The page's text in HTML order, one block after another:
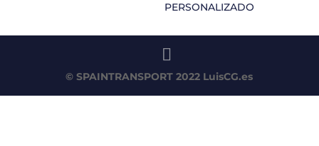
PERSONALIZADO
© SPAINTRANSPORT 2022 LuisCG.es